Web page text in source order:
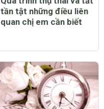
tần tật những điều liên
quan chị em cần biết